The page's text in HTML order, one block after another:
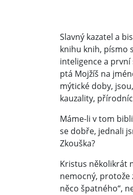
Slavný kazatel a
knihu knih, písmo
inteligence a první
ptá Mojžíš na
mýtické doby,
kauzality,
Máme-li v tom
se dobře, jednali
Zkouška?
Kristus několikrát
nemocný, protože
něco špatného“,